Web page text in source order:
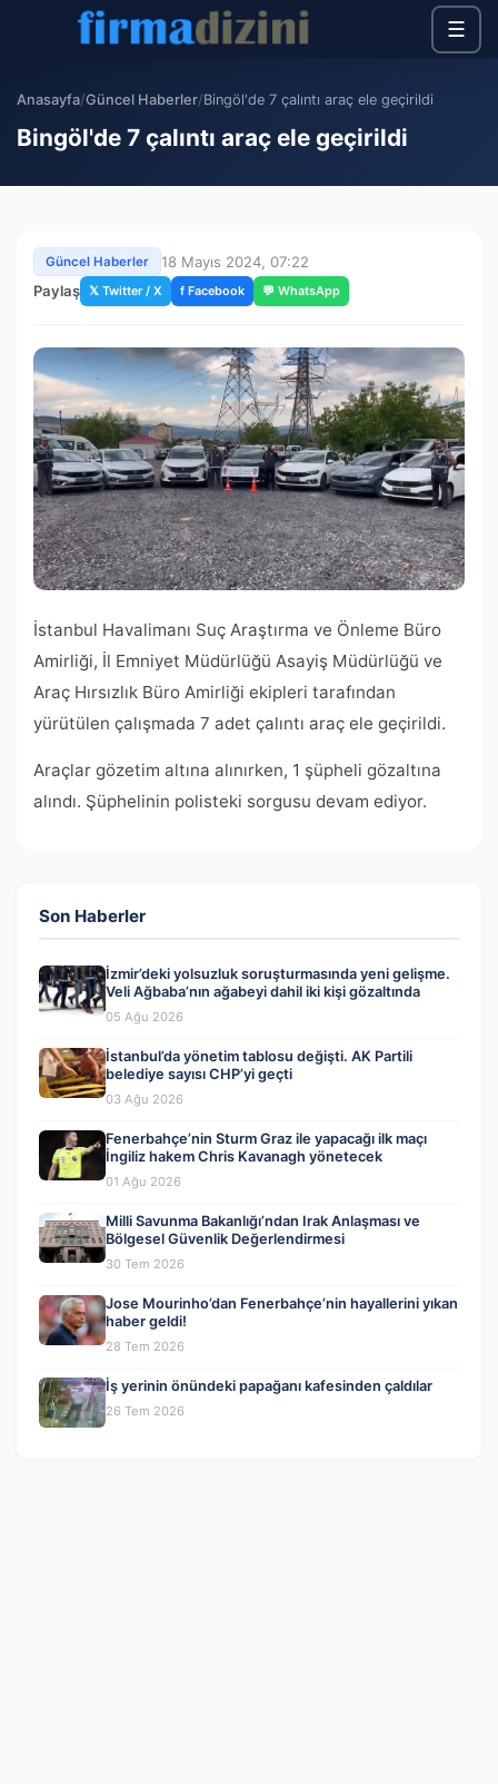
☰
Anasayfa/Güncel Haberler/Bingöl'de 7 çalıntı araç ele geçirildi
Bingöl'de 7 çalıntı araç ele geçirildi
Güncel Haberler
18 Mayıs 2024, 07:22
Paylaş 𝕏 Twitter / X f Facebook 💬 WhatsApp
İstanbul Havalimanı Suç Araştırma ve Önleme Büro
Amirliği, İl Emniyet Müdürlüğü Asayiş Müdürlüğü ve
Araç Hırsızlık Büro Amirliği ekipleri tarafından
yürütülen çalışmada 7 adet çalıntı araç ele geçirildi.
Araçlar gözetim altına alınırken, 1 şüpheli gözaltına
alındı. Şüphelinin polisteki sorgusu devam ediyor.
Son Haberler
İzmir’deki yolsuzluk soruşturmasında yeni gelişme.
Veli Ağbaba’nın ağabeyi dahil iki kişi gözaltında
05 Ağu 2026
İstanbul’da yönetim tablosu değişti. AK Partili
belediye sayısı CHP’yi geçti
03 Ağu 2026
Fenerbahçe’nin Sturm Graz ile yapacağı ilk maçı
İngiliz hakem Chris Kavanagh yönetecek
01 Ağu 2026
Milli Savunma Bakanlığı’ndan Irak Anlaşması ve
Bölgesel Güvenlik Değerlendirmesi
30 Tem 2026
Jose Mourinho’dan Fenerbahçe’nin hayallerini yıkan
haber geldi!
28 Tem 2026
İş yerinin önündeki papağanı kafesinden çaldılar
26 Tem 2026